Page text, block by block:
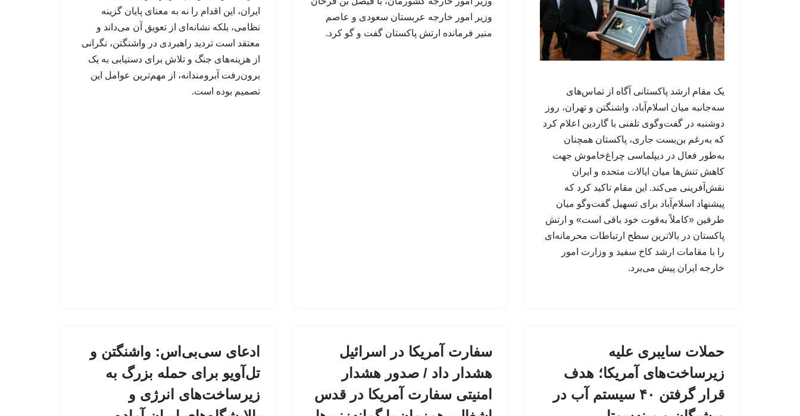
یک مقام ارشد پاکستانی آگاه از تماس‌های
سه‌جانبه میان اسلام‌آباد، واشنگتن و تهران، روز
دوشنبه در گفت‌وگوی تلفنی با گاردین اعلام کرد
که به‌رغم بن‌بست جاری، پاکستان همچنان
به‌طور فعال در دیپلماسی چراغ‌خاموش جهت
کاهش تنش‌ها میان ایالات متحده و ایران
نقش‌آفرینی می‌کند. این مقام تاکید کرد که
پیشنهاد اسلام‌آباد برای تسهیل گفت‌وگو میان
طرفین «کاملاً به‌قوت خود باقی است» و ارتش
پاکستان در بالاترین سطح ارتباطات محرمانه‌ای
را با مقامات ارشد کاخ سفید و وزارت امور
خارجه ایران پیش می‌برد.
وزیر امور خارجه عربستان سعودی و عاصم
منیر فرمانده ارتش پاکستان گفت و گو کرد.
ایران، این اقدام را نه به معنای پایان گزینه
نظامی، بلکه نشانه‌ای از تعویق آن می‌داند و
معتقد است تردید راهبردی در واشنگتن، نگرانی
از هزینه‌های جنگ و تلاش برای دستیابی به یک
برون‌رفت آبرومندانه، از مهم‌ترین عوامل این
تصمیم بوده است.
حملات سایبری علیه
زیرساخت‌های آمریکا؛ هدف
قرار گرفتن ۴۰ سیستم آب در
سفارت آمریکا در اسرائیل
هشدار داد / صدور هشدار
امنیتی سفارت آمریکا در قدس
ادعای سی‌بی‌اس: واشنگتن و
تل‌آویو برای حمله بزرگ به
زیرساخت‌های انرژی و